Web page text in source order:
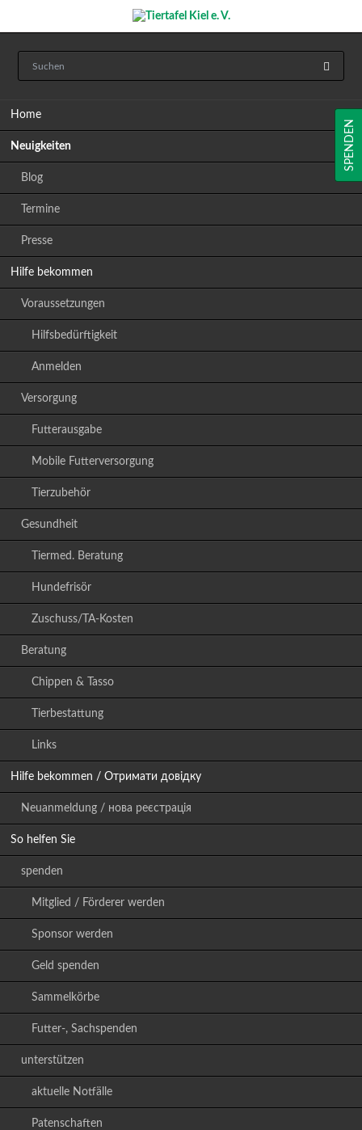
Home
Neuigkeiten
Blog
Termine
Presse
Hilfe bekommen
Voraussetzungen
Hilfsbedürftigkeit
Anmelden
Versorgung
Futterausgabe
Mobile Futterversorgung
Tierzubehör
Gesundheit
Tiermed. Beratung
Hundefrisör
Zuschuss/TA-Kosten
Beratung
Chippen & Tasso
Tierbestattung
Links
Hilfe bekommen / Отримати довідку
Neuanmeldung / нова реєстрація
So helfen Sie
spenden
Mitglied / Förderer werden
Sponsor werden
Geld spenden
Sammelkörbe
Futter-, Sachspenden
unterstützen
aktuelle Notfälle
Patenschaften
SPENDEN